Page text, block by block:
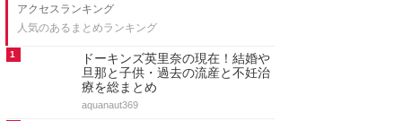
アクセスランキング
人気のあるまとめランキング
1
ドーキンズ英里奈の現在！結婚や
旦那と子供・過去の流産と不妊治
療を総まとめ
aquanaut369